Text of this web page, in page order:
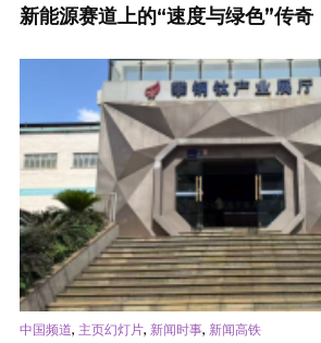
新能源赛道上的“速度与绿色”传奇
中国频道, 主页幻灯片, 新闻时事, 新闻高铁